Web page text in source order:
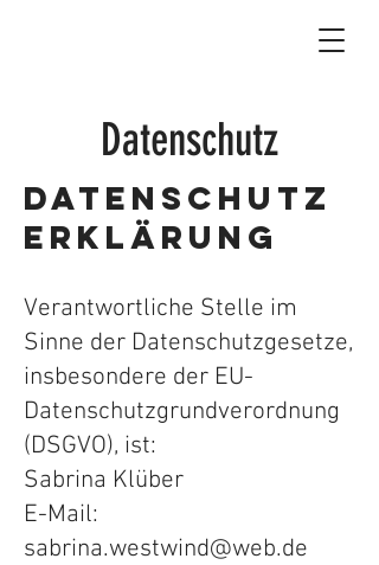
Datenschutz
Datenschutz
erklärung
Verantwortliche Stelle im
Sinne der Datenschutzgesetze,
insbesondere der EU-
Datenschutzgrundverordnung
(DSGVO), ist:
Sabrina Klüber
E-Mail:
sabrina.westwind@web.de